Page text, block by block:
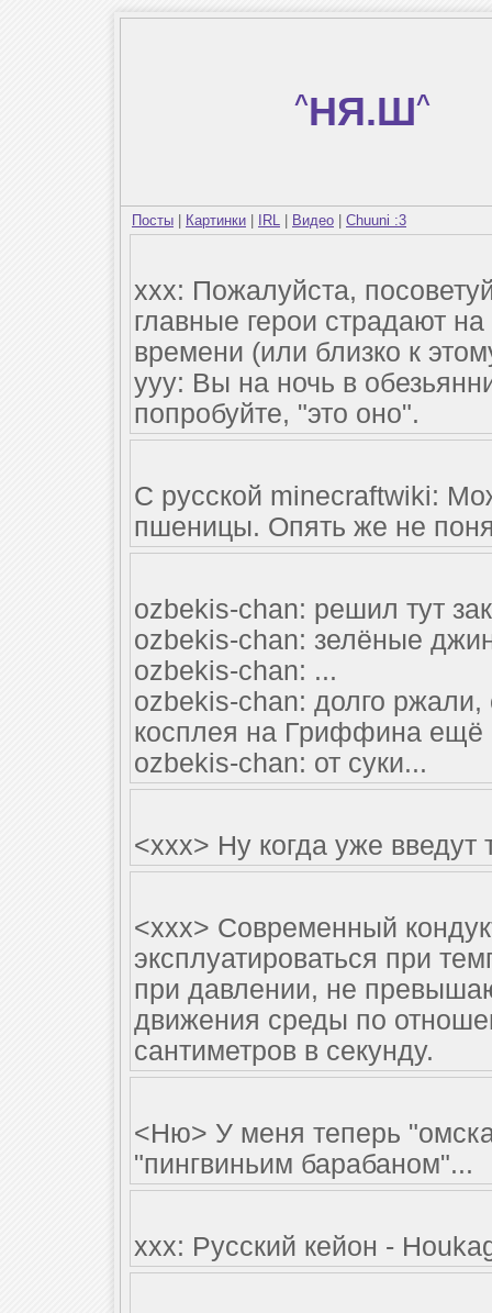
^НЯ.Ш^
Посты Картинки IRL Видео Chuuni :3
xxx: Пожалуйста,
главные герои страдают
времени (или близко к
yyy: Вы на ночь в
попробуйте, "это оно".
С русской minecraftwiki:
пшеницы. Опять же не
ozbekis-chan: решил тут
ozbekis-chan: зелёные
ozbekis-chan: ...
ozbekis-chan: долго ржали,
косплея на Гриффина ещё
ozbekis-chan: от суки...
<xxx> Ну когда уже введут
<xxx> Современный
эксплуатироваться при
при давлении, не
движения среды по
сантиметров в секунду.
<Ню> У меня теперь
"пингвиньим барабаном"...
xxx: Русский кейон -